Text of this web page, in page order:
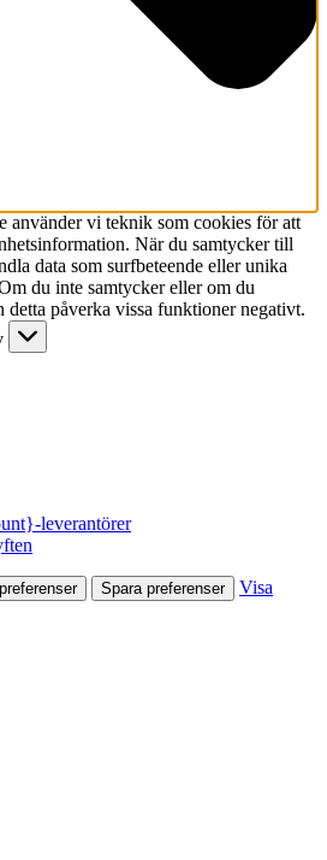
använder vi teknik som cookies för att
När du samtycker till
data som surfbeteende eller unika
du inte samtycker eller om du
detta påverka vissa funktioner negativt.
leverantörer
Spara preferenser
Visa